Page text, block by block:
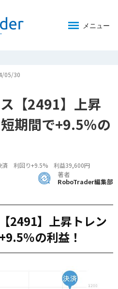
メニュー
05/30
【2491】上昇
期間で+9.5％の
済 利回り+9.5% 利益39,600円
著者
RoboTrader編集部
2491】上昇トレン
％の利益！